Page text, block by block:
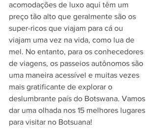
acomodações de luxo aqui têm um
preço tão alto que geralmente são os
super-ricos que viajam para cá ou
viajam uma vez na vida, como lua de
mel. No entanto, para os conhecedores
de viagens, os passeios autônomos são
uma maneira acessível e muitas vezes
mais gratificante de explorar o
deslumbrante país do Botswana. Vamos
dar uma olhada nos 15 melhores lugares
para visitar no Botsuana!